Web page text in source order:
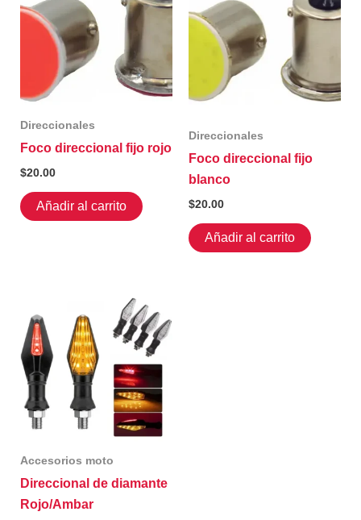
Direccionales
Foco direccional fijo rojo
$20.00
Añadir al carrito
Direccionales
Foco direccional fijo
blanco
$20.00
Añadir al carrito
Accesorios moto
Direccional de diamante
Rojo/Ambar